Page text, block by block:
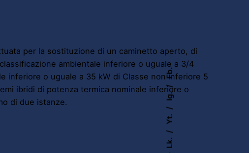
Lk.
Yt.
Ig.
Fb.
per la sostituzione di un caminetto aperto, di
ambientale inferiore o uguale a 3/4
inferiore o uguale a 35 kW di Classe non inferiore 5
ibridi di potenza termica nominale inferiore o
di due istanze.